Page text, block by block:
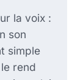
la voix :
son
simple
rend